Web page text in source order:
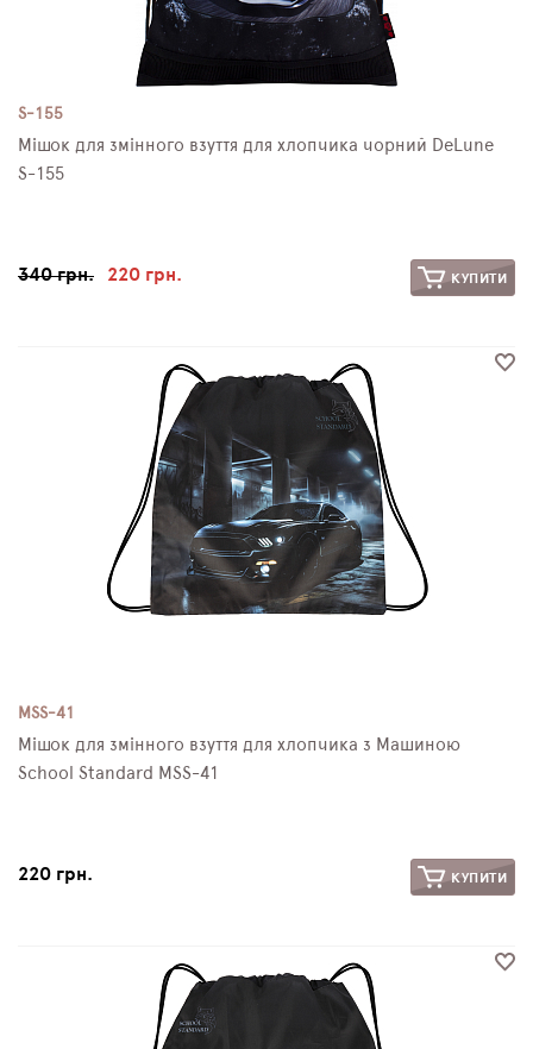
S-155
Мішок для змінного взуття для хлопчика чорний DeLune
S-155
340 грн. 220 грн. КУПИТИ
MSS-41
Мішок для змінного взуття для хлопчика з Машиною
School Standard MSS-41
220 грн. КУПИТИ